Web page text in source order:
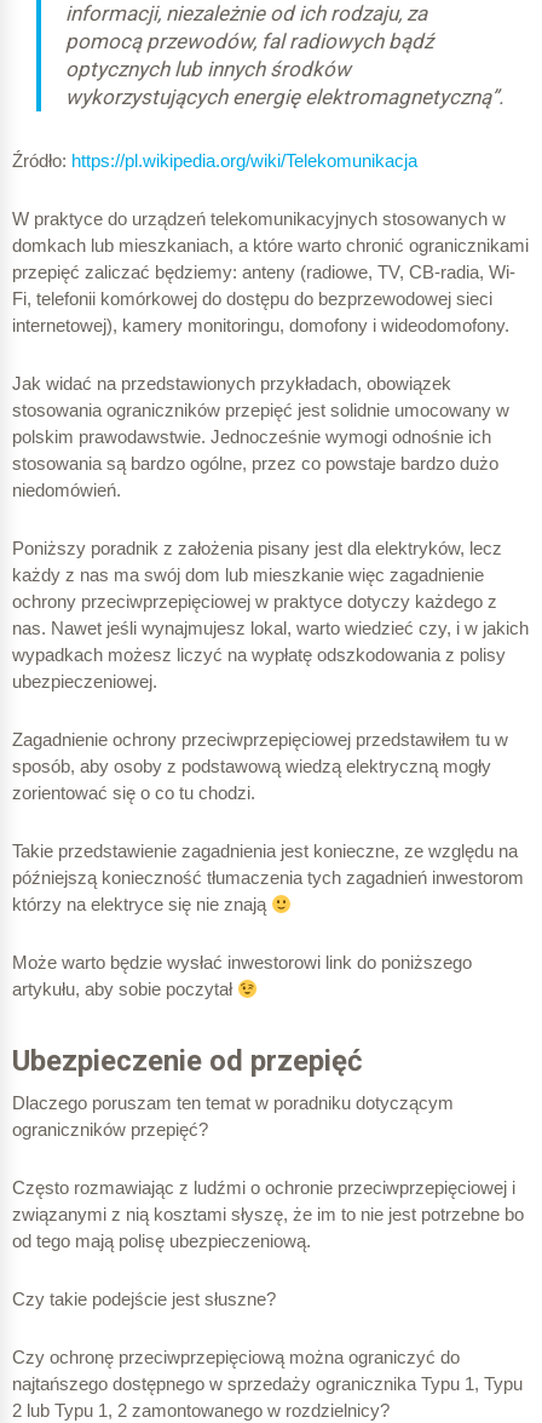
informacji, niezależnie od ich rodzaju, za
pomocą przewodów, fal radiowych bądź
optycznych lub innych środków
wykorzystujących energię elektromagnetyczną”.
Źródło: https://pl.wikipedia.org/wiki/Telekomunikacja
W praktyce do urządzeń telekomunikacyjnych stosowanych w
domkach lub mieszkaniach, a które warto chronić ogranicznikami
przepięć zaliczać będziemy: anteny (radiowe, TV, CB-radia, Wi-
Fi, telefonii komórkowej do dostępu do bezprzewodowej sieci
internetowej), kamery monitoringu, domofony i wideodomofony.
Jak widać na przedstawionych przykładach, obowiązek
stosowania ograniczników przepięć jest solidnie umocowany w
polskim prawodawstwie. Jednocześnie wymogi odnośnie ich
stosowania są bardzo ogólne, przez co powstaje bardzo dużo
niedomówień.
Poniższy poradnik z założenia pisany jest dla elektryków, lecz
każdy z nas ma swój dom lub mieszkanie więc zagadnienie
ochrony przeciwprzepięciowej w praktyce dotyczy każdego z
nas. Nawet jeśli wynajmujesz lokal, warto wiedzieć czy, i w jakich
wypadkach możesz liczyć na wypłatę odszkodowania z polisy
ubezpieczeniowej.
Zagadnienie ochrony przeciwprzepięciowej przedstawiłem tu w
sposób, aby osoby z podstawową wiedzą elektryczną mogły
zorientować się o co tu chodzi.
Takie przedstawienie zagadnienia jest konieczne, ze względu na
późniejszą konieczność tłumaczenia tych zagadnień inwestorom
którzy na elektryce się nie znają
Może warto będzie wysłać inwestorowi link do poniższego
artykułu, aby sobie poczytał
Ubezpieczenie od przepięć
Dlaczego poruszam ten temat w poradniku dotyczącym
ograniczników przepięć?
Często rozmawiając z ludźmi o ochronie przeciwprzepięciowej i
związanymi z nią kosztami słyszę, że im to nie jest potrzebne bo
od tego mają polisę ubezpieczeniową.
Czy takie podejście jest słuszne?
Czy ochronę przeciwprzepięciową można ograniczyć do
najtańszego dostępnego w sprzedaży ogranicznika Typu 1, Typu
2 lub Typu 1, 2 zamontowanego w rozdzielnicy?